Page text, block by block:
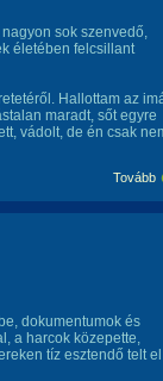
sok szenvedő,
életében felcsillant
Hallottam az
maradt, sőt egyre
vádolt, de én csak
Tovább
dokumentumok és
a harcok közepette,
tíz esztendő telt